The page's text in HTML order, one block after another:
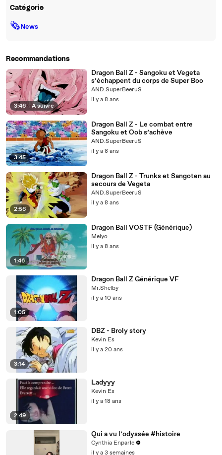
Catégorie
🗞News
Recommandations
3:46 À suivre
Dragon Ball Z - Sangoku et Vegeta
s’échappent du corps de Super Boo
AND.SuperBeeruS
il y a 8 ans
3:45
Dragon Ball Z - Le combat entre
Sangoku et Oob s’achève
AND.SuperBeeruS
il y a 8 ans
2:56
Dragon Ball Z - Trunks et Sangoten au
secours de Vegeta
AND.SuperBeeruS
il y a 8 ans
1:46
Dragon Ball VOSTF (Générique)
Meiyo
il y a 8 ans
1:05
Dragon Ball Z Générique VF
Mr.Shelby
il y a 10 ans
3:14
DBZ - Broly story
Kevin Es
il y a 20 ans
2:49
Ladyyy
Kevin Es
il y a 18 ans
Qui a vu l’odyssée #histoire
Cynthia Enparle
il y a 3 semaines